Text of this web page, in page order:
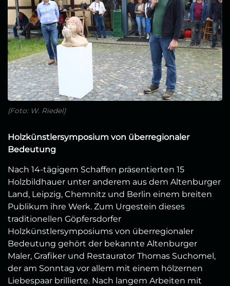
(Foto: W. Riedel)
Holzkünstlersymposium von überregionaler
Bedeutung
Nach 14-tägigem Schaffen präsentierten 15
Holzbildhauer unter anderem aus dem Altenburger
Land, Leipzig, Chemnitz und Berlin einem breiten
Publikum ihre Werk. Zum Urgestein dieses
traditionellen Göpfersdorfer
Holzkünstlersymposiums von überregionaler
Bedeutung gehört der bekannte Altenburger
Maler, Grafiker und Restaurator Thomas Suchomel,
der am Sonntag vor allem mit einem hölzernen
Liebespaar brillierte. Nach langem Arbeiten mit